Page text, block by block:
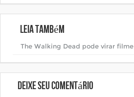
Leia também
The Walking Dead pode virar filme
Deixe seu comentário